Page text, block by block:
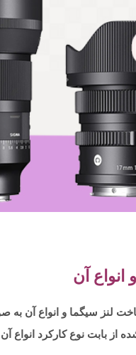
آن
لنز سیگما و انواع
از بابت نوع کارکرد انواع